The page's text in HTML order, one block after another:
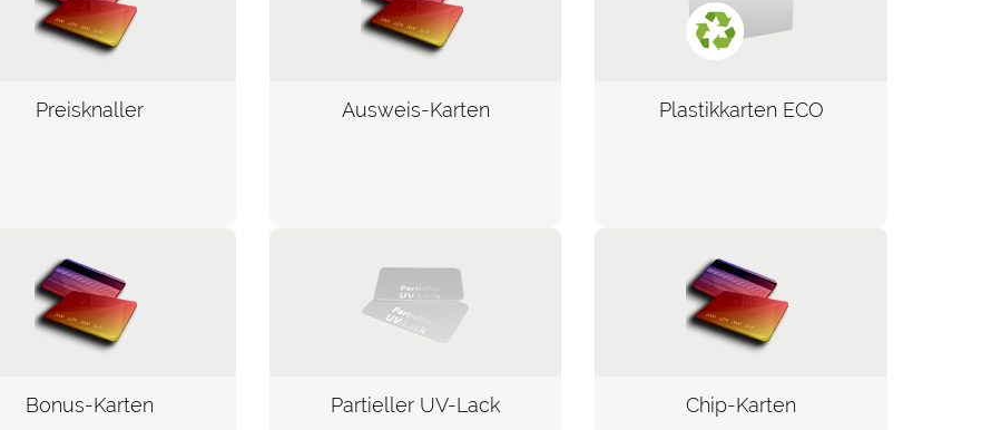
Preisknaller Ausweis-Karten Plastikkarten ECO
Bonus-Karten Partieller UV-Lack Chip-Karten